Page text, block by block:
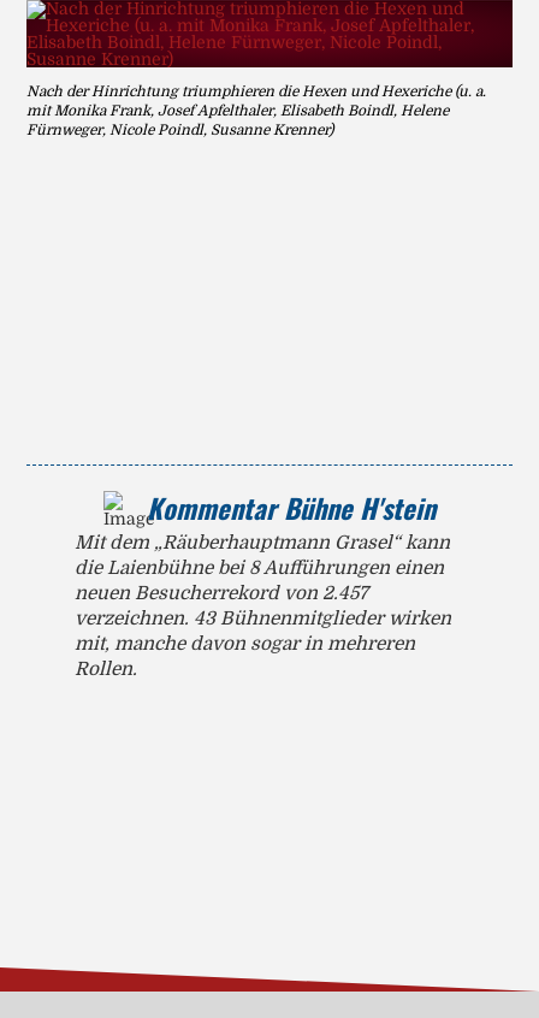
Nach der Hinrichtung triumphieren die Hexen und Hexeriche (u. a.
mit Monika Frank, Josef Apfelthaler, Elisabeth Boindl, Helene
Fürnweger, Nicole Poindl, Susanne Krenner)
Kommentar Bühne H'stein
Mit dem „Räuberhauptmann Grasel“ kann
die Laienbühne bei 8 Aufführungen einen
neuen Besucherrekord von 2.457
verzeichnen. 43 Bühnenmitglieder wirken
mit, manche davon sogar in mehreren
Rollen.